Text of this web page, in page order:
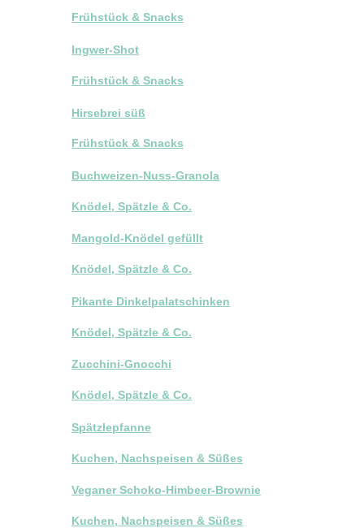
Frühstück & Snacks
Ingwer-Shot
Frühstück & Snacks
Hirsebrei süß
Frühstück & Snacks
Buchweizen-Nuss-Granola
Knödel, Spätzle & Co.
Mangold-Knödel gefüllt
Knödel, Spätzle & Co.
Pikante Dinkelpalatschinken
Knödel, Spätzle & Co.
Zucchini-Gnocchi
Knödel, Spätzle & Co.
Spätzlepfanne
Kuchen, Nachspeisen & Süßes
Veganer Schoko-Himbeer-Brownie
Kuchen, Nachspeisen & Süßes